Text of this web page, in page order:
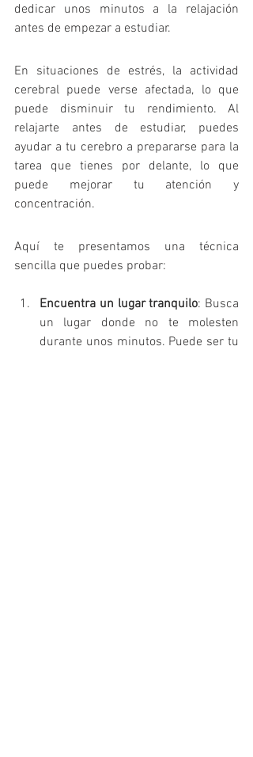
dedicar unos minutos a la relajación
antes de empezar a estudiar.
En situaciones de estrés, la actividad
cerebral puede verse afectada, lo que
puede disminuir tu rendimiento. Al
relajarte antes de estudiar, puedes
ayudar a tu cerebro a prepararse para la
tarea que tienes por delante, lo que
puede mejorar tu atención y
concentración.
Aquí te presentamos una técnica
sencilla que puedes probar:
Encuentra un lugar tranquilo: Busca
un lugar donde no te molesten
durante unos minutos. Puede ser tu